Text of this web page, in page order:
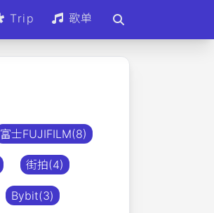
Trip 歌单
富士FUJIFILM(8)
街拍(4)
Bybit(3)